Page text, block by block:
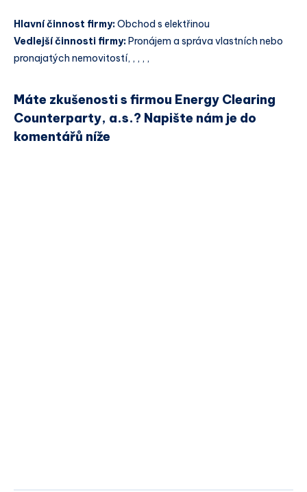
Hlavní činnost firmy:Obchod s elektřinou
Vedlejší činnosti firmy:Pronájem a správa vlastních nebo
pronajatých nemovitostí, , , , ,
Máte zkušenosti s firmou Energy Clearing
Counterparty, a.s.? Napište nám je do
komentářů níže